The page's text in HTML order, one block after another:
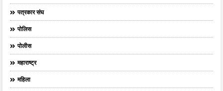
पत्रकार संघ
पोलिस
पोलीस
महाराष्ट्र
महिला